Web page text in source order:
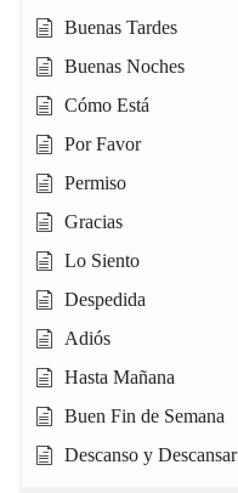
Buenas Tardes
Buenas Noches
Cómo Está
Por Favor
Permiso
Gracias
Lo Siento
Despedida
Adiós
Hasta Mañana
Buen Fin de Semana
Descanso y Descansar